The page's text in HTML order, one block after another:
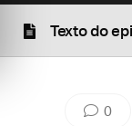
Texto do
0